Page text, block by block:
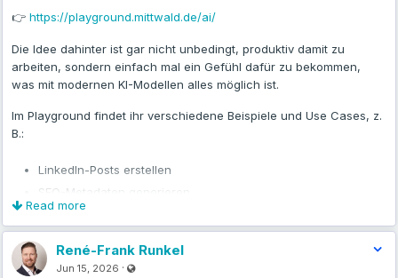
👉 https://playground.mittwald.de/ai/
Die Idee dahinter ist gar nicht unbedingt, produktiv damit zu
arbeiten, sondern einfach mal ein Gefühl dafür zu bekommen,
was mit modernen KI-Modellen alles möglich ist.
Im Playground findet ihr verschiedene Beispiele und Use Cases, z.
B.:
LinkedIn-Posts erstellen
SEO-Metadaten generieren
Rechnungen per OCR auslesen
Meetings transkribieren und protokollieren
Feature Requests formulieren
Read more
René-Frank Runkel
Jun 15, 2026 ·